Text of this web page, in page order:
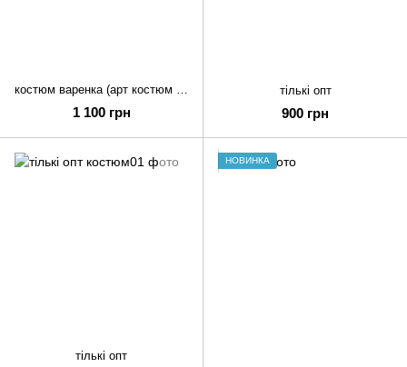
костюм варенка (арт костюм варьонка )опт та роздріб
1 100 грн
тількі опт
900 грн
тількі опт
НОВИНКА